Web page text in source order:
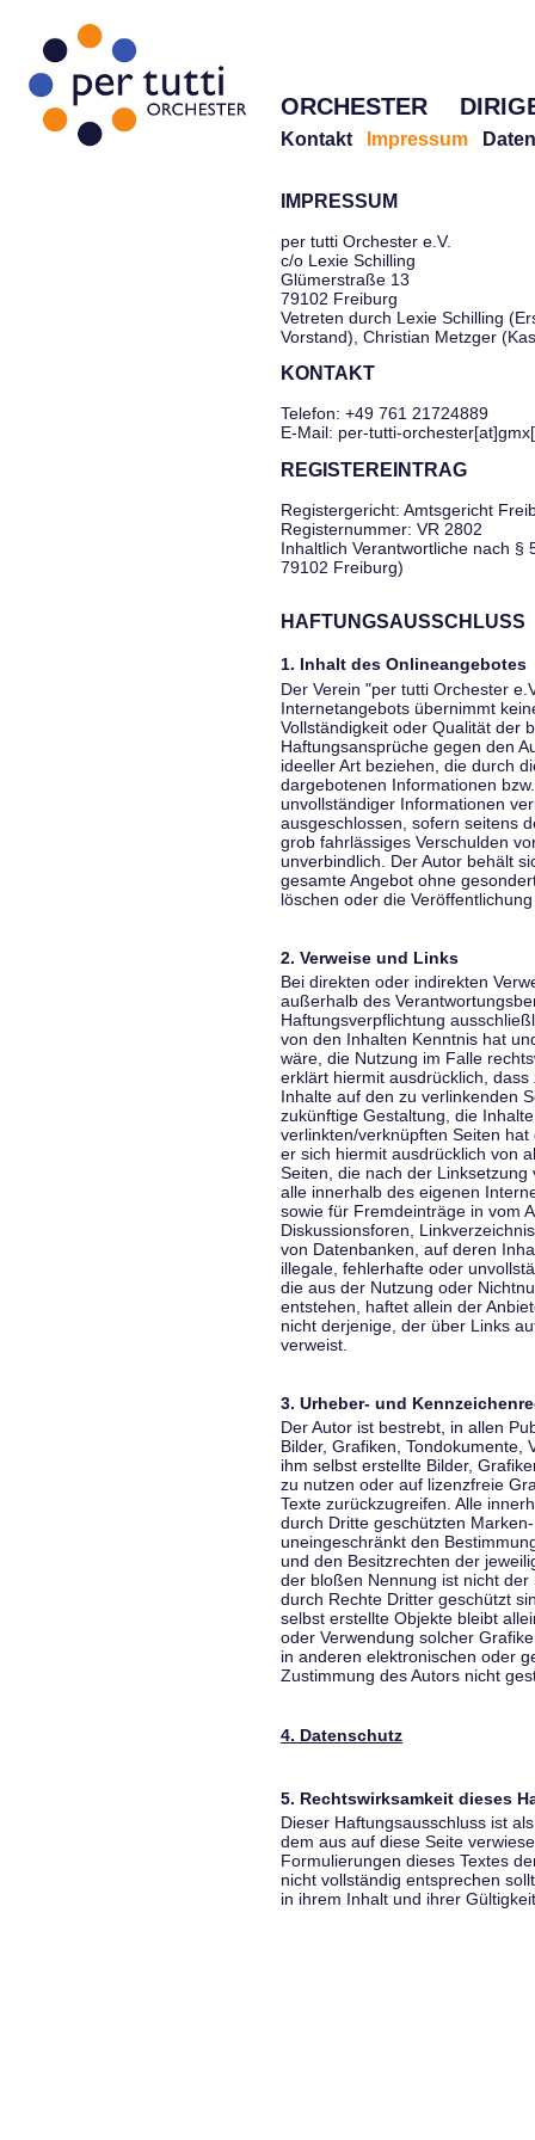
ORCHESTER
Kontakt Impressum
IMPRESSUM
per tutti Orchester e.V.
c/o Lexie Schilling
Glümerstraße 13
79102 Freiburg
Vetreten durch Lexie Schilling
Vorstand), Christian Metzger
KONTAKT
Telefon: +49 761 21724889
E-Mail: per-tutti-
REGISTEREINTRAG
Registergericht: Amtsgericht
Registernummer: VR 2802
Inhaltlich Verantwortliche nach §
79102 Freiburg)
HAFTUNGSAUSSCHLUSS
1. Inhalt des Onlineangebotes
Der Verein "per tutti Orchester
Internetangebots übernimmt
Vollständigkeit oder Qualität der
Haftungsansprüche gegen den
ideeller Art beziehen, die durch
dargebotenen Informationen
unvollständiger Informationen
ausgeschlossen, sofern seitens
grob fahrlässiges Verschulden
unverbindlich. Der Autor behält
gesamte Angebot ohne
löschen oder die
2. Verweise und Links
Bei direkten oder indirekten
außerhalb des
Haftungsverpflichtung
von den Inhalten Kenntnis hat
wäre, die Nutzung im Falle
erklärt hiermit ausdrücklich,
Inhalte auf den zu verlinkenden
zukünftige Gestaltung, die
verlinkten/verknüpften Seiten
er sich hiermit ausdrücklich von
Seiten, die nach der
alle innerhalb des eigenen
sowie für Fremdeinträge in vom
Diskussionsforen,
von Datenbanken, auf deren
illegale, fehlerhafte oder
die aus der Nutzung oder
entstehen, haftet allein der
nicht derjenige, der über Links
verweist.
3. Urheber- und
Der Autor ist bestrebt, in allen
Bilder, Grafiken, Tondokumente,
ihm selbst erstellte Bilder,
zu nutzen oder auf lizenzfreie
Texte zurückzugreifen. Alle
durch Dritte geschützten
uneingeschränkt den
und den Besitzrechten der
der bloßen Nennung ist nicht
durch Rechte Dritter geschützt
selbst erstellte Objekte bleibt
oder Verwendung solcher
in anderen elektronischen oder
Zustimmung des Autors nicht
4. Datenschutz
5. Rechtswirksamkeit dieses
Dieser Haftungsausschluss ist
dem aus auf diese Seite
Formulierungen dieses Textes
nicht vollständig entsprechen
in ihrem Inhalt und ihrer